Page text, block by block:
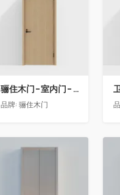
骊住木门-室内门-单开门-BFA-PP麦芽黄色
品牌: 骊住木门
收藏